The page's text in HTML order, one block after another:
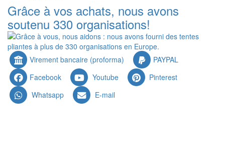
Grâce à vos achats, nous avons
soutenu 330 organisations!
Virement bancaire (proforma)
PAYPAL
Facebook
Youtube
Pinterest
Whatsapp
E-mail